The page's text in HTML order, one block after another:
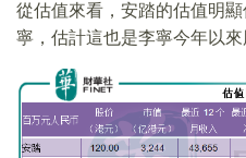
從估值來看，安踏的估值明
寧，估計這也是李寧今年以來